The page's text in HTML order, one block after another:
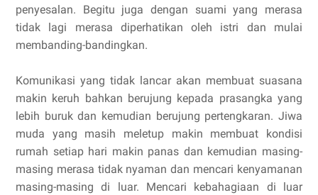
penyesalan. Begitu juga dengan suami yang merasa
tidak lagi merasa diperhatikan oleh istri dan mulai
membanding-bandingkan.
Komunikasi yang tidak lancar akan membuat suasana
makin keruh bahkan berujung kepada prasangka yang
lebih buruk dan kemudian berujung pertengkaran. Jiwa
muda yang masih meletup makin membuat kondisi
rumah setiap hari makin panas dan kemudian masing-
masing merasa tidak nyaman dan mencari kenyamanan
masing-masing di luar. Mencari kebahagiaan di luar